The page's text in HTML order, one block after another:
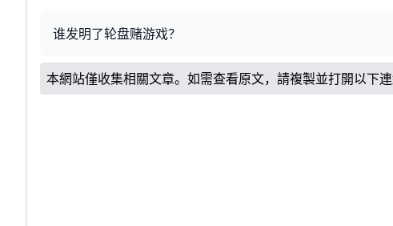
谁发明了轮盘赌游戏？
本網站僅收集相關文章。如需查看原文，請複製並打開以下連